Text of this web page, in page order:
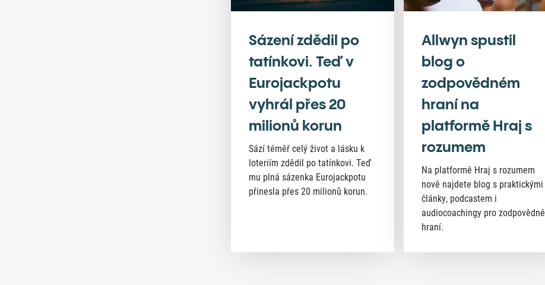
Sázení zdědil po
tatínkovi. Teď v
Eurojackpotu
vyhrál přes 20
milionů korun
Sází téměř celý život a lásku k
loteriím zdědil po tatínkovi. Teď
mu plná sázenka Eurojackpotu
přinesla přes 20 milionů korun.
Allwyn spustil
blog o
zodpovědném
hraní na
platformě Hraj s
rozumem
Na platformě Hraj s rozumem
nově najdete blog s praktickými
články, podcastem i
audiocoachingy pro zodpovědné
hraní.